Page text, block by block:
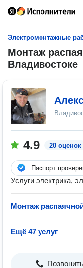
Электромонтажные
Монтаж
Владивостоке
4.9 20 оценок
Паспорт
Услуги электрика,
Монтаж
Ещё 47 услуг
Позвонить